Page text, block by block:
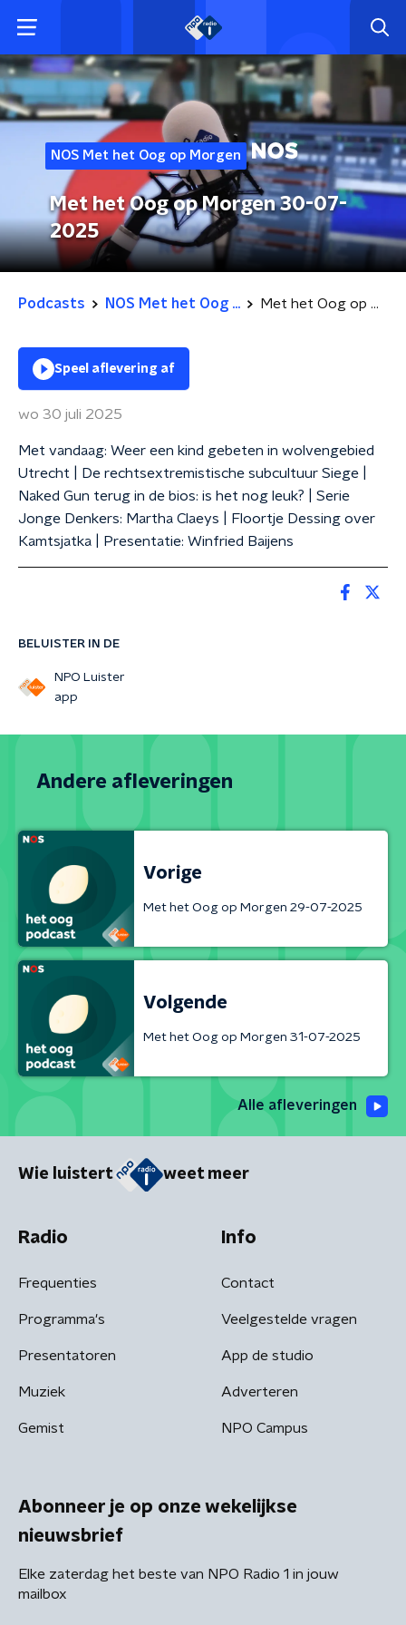
NOS Met het Oog op Morgen
Met het Oog op Morgen 30-07-
2025
Podcasts NOS Met het Oog ... Met het Oog op Morgen 30-07-2025
BELUISTER IN DE
NPO Luister
app
Speel aflevering af
wo 30 juli 2025
Met vandaag: Weer een kind gebeten in wolvengebied
Utrecht | De rechtsextremistische subcultuur Siege |
Naked Gun terug in de bios: is het nog leuk? | Serie
Jonge Denkers: Martha Claeys | Floortje Dessing over
Kamtsjatka | Presentatie: Winfried Baijens
Andere afleveringen
Vorige
Met het Oog op Morgen 29-07-2025
Volgende
Met het Oog op Morgen 31-07-2025
Alle afleveringen
Wie luistert weet meer
Radio
Frequenties
Programma's
Presentatoren
Muziek
Gemist
Info
Contact
Veelgestelde vragen
App de studio
Adverteren
NPO Campus
Abonneer je op onze wekelijkse
nieuwsbrief
Elke zaterdag het beste van NPO Radio 1 in jouw
mailbox